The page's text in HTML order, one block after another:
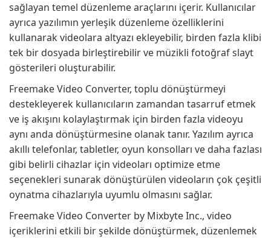
sağlayan temel düzenleme araçlarını içerir. Kullanıcılar
ayrıca yazılımın yerleşik düzenleme özelliklerini
kullanarak videolara altyazı ekleyebilir, birden fazla klibi
tek bir dosyada birleştirebilir ve müzikli fotoğraf slayt
gösterileri oluşturabilir.
Freemake Video Converter, toplu dönüştürmeyi
destekleyerek kullanıcıların zamandan tasarruf etmek
ve iş akışını kolaylaştırmak için birden fazla videoyu
aynı anda dönüştürmesine olanak tanır. Yazılım ayrıca
akıllı telefonlar, tabletler, oyun konsolları ve daha fazlası
gibi belirli cihazlar için videoları optimize etme
seçenekleri sunarak dönüştürülen videoların çok çeşitli
oynatma cihazlarıyla uyumlu olmasını sağlar.
Freemake Video Converter by Mixbyte Inc., video
içeriklerini etkili bir şekilde dönüştürmek, düzenlemek